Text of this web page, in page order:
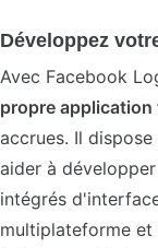
Développez
Avec Facebook
propre application
accrues. Il dispose
aider à
intégrés
multiplateforme